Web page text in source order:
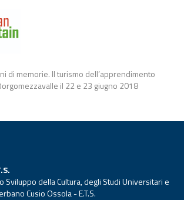
di memorie. Il turismo dell’apprendimento
il 22 e 23 giugno 2018
Sviluppo della Cultura, degli Studi Universitari e
Cusio Ossola - E.T.S.